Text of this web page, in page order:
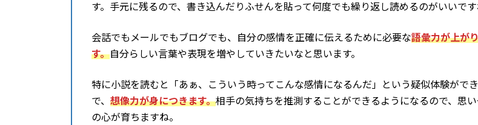
す。手元に残るので、書き込んだりふせんを貼って何度でも繰り返し読めるのがいいです
会話でもメールでもブログでも、自分の感情を正確に伝えるために必要な語彙力が上が
す。自分らしい言葉や表現を増やしていきたいなと思います。
特に小説を読むと「あぁ、こういう時ってこんな感情になるんだ」という疑似体験がで
で、 想像力が身につきます。相手の気持ちを推測することができるようになるので、思い
の心が育ちますね。